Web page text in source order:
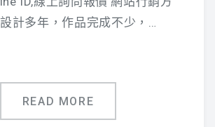
計多年，作品完成不少，…
READ MORE